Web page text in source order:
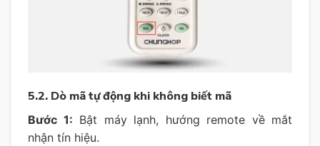
5.2. Dò mã tự động khi không biết mã
Bước 1: Bật máy lạnh, hướng remote về mắt
nhận tín hiệu.